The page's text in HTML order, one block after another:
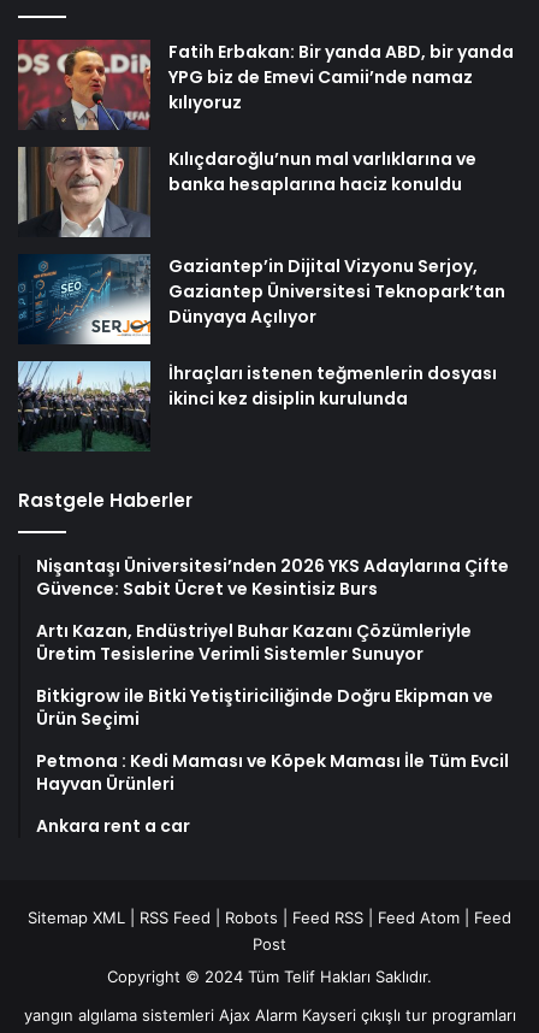
Fatih Erbakan: Bir yanda ABD, bir yanda
YPG biz de Emevi Camii’nde namaz
kılıyoruz
Kılıçdaroğlu’nun mal varlıklarına ve
banka hesaplarına haciz konuldu
Gaziantep’in Dijital Vizyonu Serjoy,
Gaziantep Üniversitesi Teknopark’tan
Dünyaya Açılıyor
İhraçları istenen teğmenlerin dosyası
ikinci kez disiplin kurulunda
Rastgele Haberler
Nişantaşı Üniversitesi’nden 2026 YKS Adaylarına Çifte
Güvence: Sabit Ücret ve Kesintisiz Burs
Artı Kazan, Endüstriyel Buhar Kazanı Çözümleriyle
Üretim Tesislerine Verimli Sistemler Sunuyor
Bitkigrow ile Bitki Yetiştiriciliğinde Doğru Ekipman ve
Ürün Seçimi
Petmona : Kedi Maması ve Köpek Maması İle Tüm Evcil
Hayvan Ürünleri
Ankara rent a car
Sitemap XML RSS Feed Robots Feed RSS Feed Atom
Feed
Post
Copyright © 2024 Tüm Telif Hakları Saklıdır.
yangın algılama sistemleri Ajax Alarm Kayseri çıkışlı tur programları